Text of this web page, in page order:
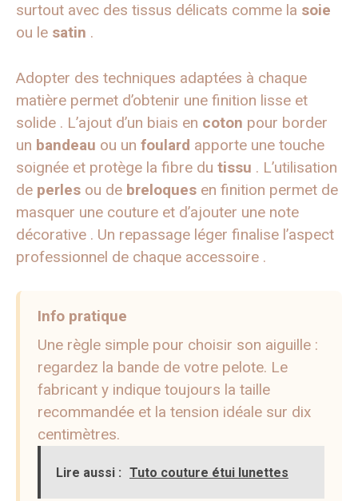
surtout avec des tissus délicats comme la soie
ou le satin .
Adopter des techniques adaptées à chaque
matière permet d’obtenir une finition lisse et
solide . L’ajout d’un biais en coton pour border
un bandeau ou un foulard apporte une touche
soignée et protège la fibre du tissu . L’utilisation
de perles ou de breloques en finition permet de
masquer une couture et d’ajouter une note
décorative . Un repassage léger finalise l’aspect
professionnel de chaque accessoire .
Info pratique
Une règle simple pour choisir son aiguille :
regardez la bande de votre pelote. Le
fabricant y indique toujours la taille
recommandée et la tension idéale sur dix
centimètres.
Lire aussi : Tuto couture étui lunettes